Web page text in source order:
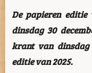
De papieren editie
dinsdag 30
krant van dinsdag
editie van 2025.